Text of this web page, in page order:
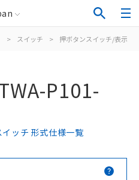
> スイッチ > 押ボタンスイッチ/表示灯
P101-
ッチ 形式仕様一覧